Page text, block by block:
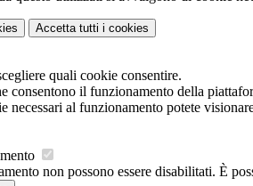
Accetta tutti i cookies
quali cookie consentire.
consentono il funzionamento della
necessari al funzionamento potete
non possono essere disabilitati. È